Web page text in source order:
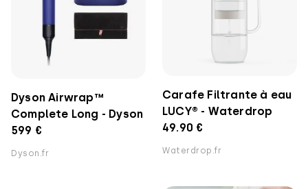
Dyson Airwrap™
Complete Long - Dyson
599 €
Dyson.fr
Carafe Filtrante à eau
LUCY® - Waterdrop
49.90 €
Waterdrop.fr